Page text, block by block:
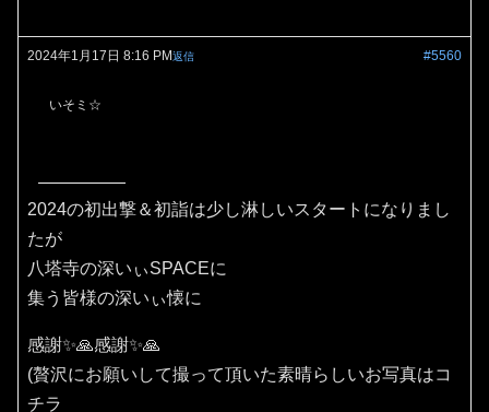
2024年1月17日 8:16 PM #5560
返信
いそミ☆
2024の初出撃＆初詣は少し淋しいスタートになりまし
たが
八塔寺の深いぃSPACEに
集う皆様の深いぃ懐に
感謝✨🙏感謝✨🙏
(贅沢にお願いして撮って頂いた素晴らしいお写真はコ
チラ